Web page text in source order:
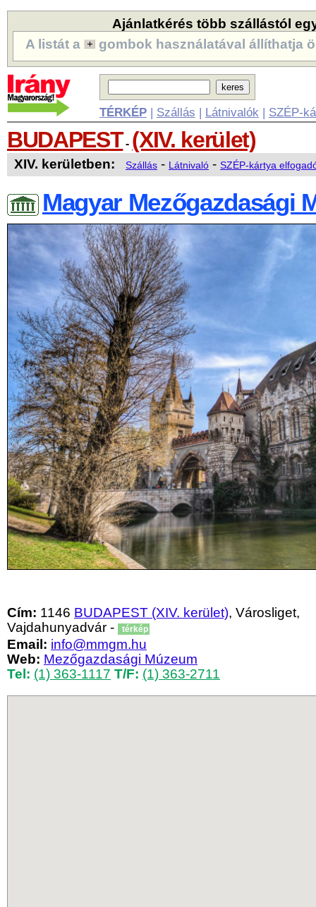
Ajánlatkérés több szállástól
A listát a
gombok használatával állíthatja
TÉRKÉP| Szállás | Látnivalók | SZÉP-
BUDAPEST - (XIV. kerület)
XIV. kerületben: Szállás - Látnivaló - SZÉP-kártya
Magyar Mezőgazdasági
Cím: 1146 BUDAPEST (XIV. kerület), Városliget,
Vajdahunyadvár -
térkép
Email: info@mmgm.hu
Web: Mezőgazdasági Múzeum
Tel: (1) 363-1117 T/F: (1) 363-2711